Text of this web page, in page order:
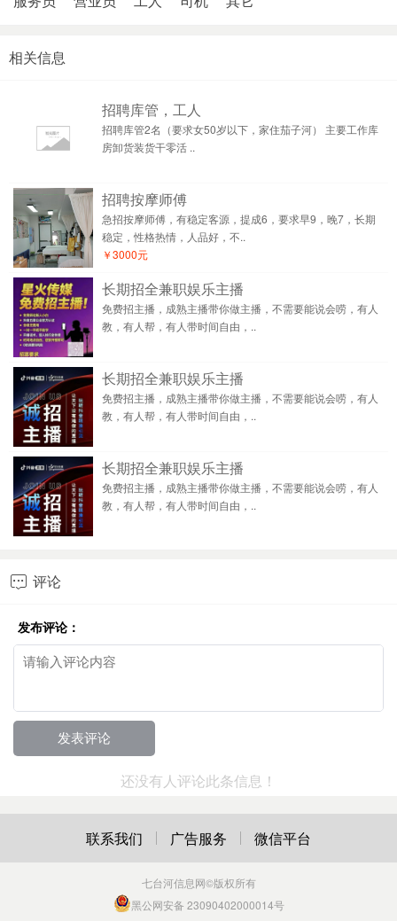
相关信息
招聘库管，工人
招聘库管2名（要求女50岁以下，家住茄子河） 主要工作库
房卸货装货干零活 ..
招聘按摩师傅
急招按摩师傅，有稳定客源，提成6，要求早9，晚7，长期
稳定，性格热情，人品好，不..
￥3000元
长期招全兼职娱乐主播
免费招主播，成熟主播带你做主播，不需要能说会唠，有人
教，有人帮，有人带时间自由，..
长期招全兼职娱乐主播
免费招主播，成熟主播带你做主播，不需要能说会唠，有人
教，有人帮，有人带时间自由，..
长期招全兼职娱乐主播
免费招主播，成熟主播带你做主播，不需要能说会唠，有人
教，有人帮，有人带时间自由，..
 评论
发布评论：
还没有人评论此条信息！
联系我们 广告服务 微信平台
七台河信息网©版权所有
黑公网安备 23090402000014号